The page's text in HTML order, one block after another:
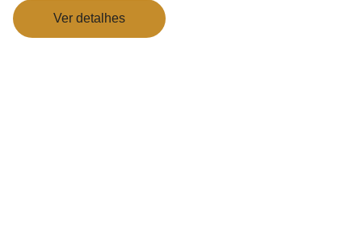
Ver detalhes